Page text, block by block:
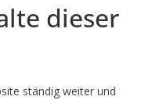
dieser
ständig weiter und